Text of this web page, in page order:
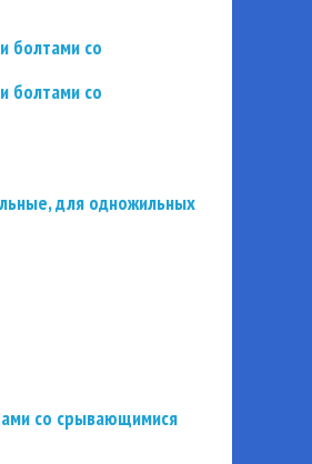
болтами со
болтами со
для одножильных
со срывающимися